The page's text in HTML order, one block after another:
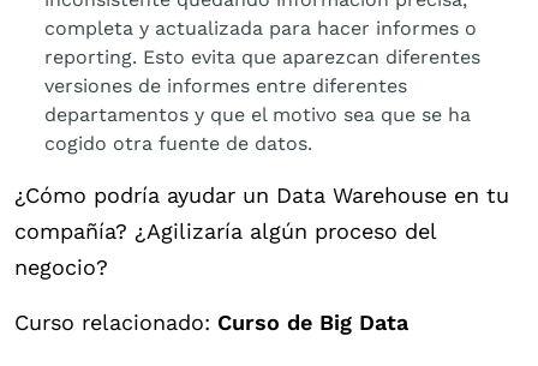
completa y actualizada para hacer informes o
reporting. Esto evita que aparezcan diferentes
versiones de informes entre diferentes
departamentos y que el motivo sea que se ha
cogido otra fuente de datos.
¿Cómo podría ayudar un Data Warehouse en tu
compañía? ¿Agilizaría algún proceso del
negocio?
Curso relacionado: Curso de Big Data